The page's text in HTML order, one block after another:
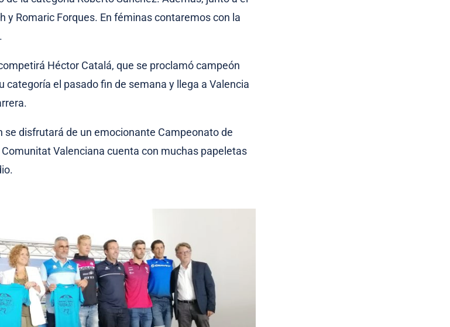
y Romaric Forques. En féminas contaremos con la
Héctor Catalá, que se proclamó campeón
categoría el pasado fin de semana y llega a Valencia
se disfrutará de un emocionante Campeonato de
Valenciana cuenta con muchas papeletas